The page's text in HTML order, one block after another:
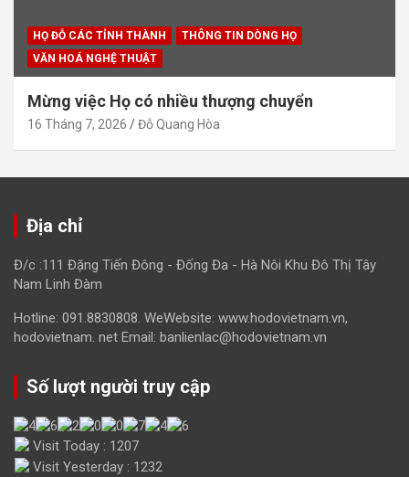
HỌ ĐỖ CÁC TỈNH THÀNH
THÔNG TIN DÒNG HỌ
VĂN HOÁ NGHỆ THUẬT
Mừng việc Họ có nhiều thượng chuyển
16 Tháng 7, 2026 Đỗ Quang Hòa
Địa chỉ
Đ/c :111 Đặng Tiến Đông - Đống Đa - Hà Nôi Khu Đô Thị Tây
Nam Linh Đàm
Hotline: 091.8830808. WeWebsite: www.hodovietnam.vn,
hodovietnam. net Email: banlienlac@hodovietnam.vn
Số lượt người truy cập
Visit Today : 1207
Visit Yesterday : 1232